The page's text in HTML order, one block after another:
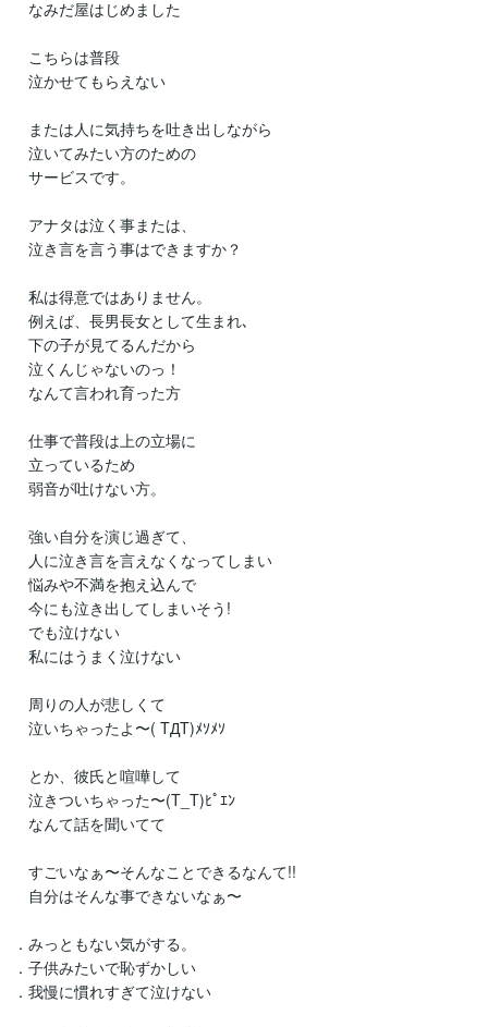
なみだ屋はじめました
こちらは普段
泣かせてもらえない
または人に気持ちを吐き出しながら
泣いてみたい方のための
サービスです。
アナタは泣く事または、
泣き言を言う事はできますか？
私は得意ではありません。
例えば、長男長女として生まれ､
下の子が見てるんだから
泣くんじゃないのっ！
なんて言われ育った方
仕事で普段は上の立場に
立っているため
弱音が吐けない方。
強い自分を演じ過ぎて、
人に泣き言を言えなくなってしまい
悩みや不満を抱え込んで
今にも泣き出してしまいそう!
でも泣けない
私にはうまく泣けない
周りの人が悲しくて
泣いちゃったよ〜( TДT)ﾒｿﾒｿ
とか、彼氏と喧嘩して
泣きついちゃった〜(T_T)ﾋﾟｴﾝ
なんて話を聞いてて
すごいなぁ〜そんなことできるなんて!!
自分はそんな事できないなぁ〜
．みっともない気がする。
．子供みたいで恥ずかしい
．我慢に慣れすぎて泣けない